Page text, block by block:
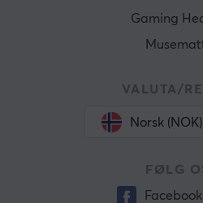
Gaming
VALUTA/
Norsk (NOK)
FØLG
Facebook